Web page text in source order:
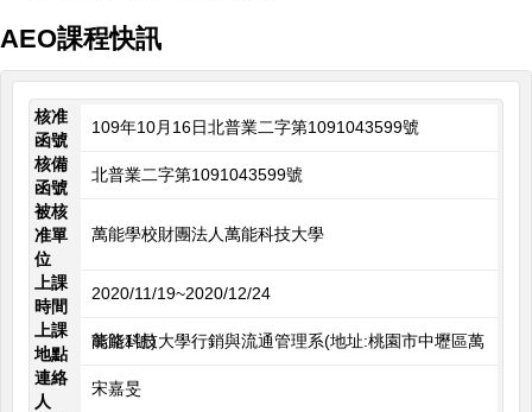
AEO課程快訊
核准
函號
109年10月16日北普業二字第1091043599號
核備
函號
北普業二字第1091043599號
被核
准單
位
萬能學校財團法人萬能科技大學
上課
時間
2020/11/19~2020/12/24
上課
地點
萬能科技大學行銷與流通管理系(地址:桃園市中壢區萬能路1號)
連絡
人
宋嘉旻